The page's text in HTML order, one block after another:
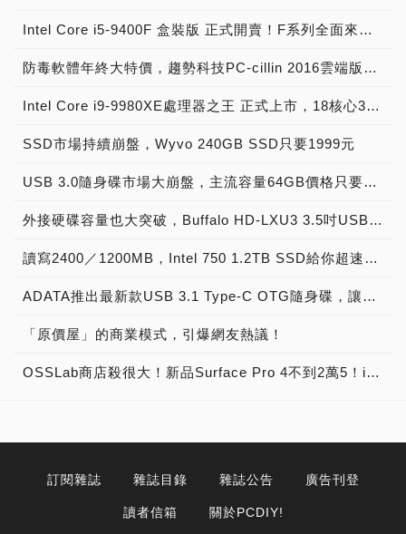
Intel Core i5-9400F 盒裝版 正式開賣！F系列全面來襲，還會發售Core i3-9350KF、i5-9600KF、i7-9700KF、i9-9900KF處理器！
防毒軟體年終大特價，趨勢科技PC-cillin 2016雲端版本買一送一只要990元
Intel Core i9-9980XE處理器之王 正式上市，18核心36執行緒 價格再創新高 光華商場報價61,800元！
SSD市場持續崩盤，Wyvo 240GB SSD只要1999元
USB 3.0隨身碟市場大崩盤，主流容量64GB價格只要500元有找
外接硬碟容量也大突破，Buffalo HD-LXU3 3.5吋USB外接硬碟
讀寫2400／1200MB，Intel 750 1.2TB SSD給你超速快感的享受
ADATA推出最新款USB 3.1 Type-C OTG隨身碟，讓您兩個願望一次滿足
「原價屋」的商業模式，引爆網友熱議！
OSSLab商店殺很大！新品Surface Pro 4不到2萬5！iMac 27”免2萬！新奇3C潮店讓您便宜買好貨！
訂閱雜誌 雜誌目錄 雜誌公告 廣告刊登
讀者信箱 關於PCDIY!